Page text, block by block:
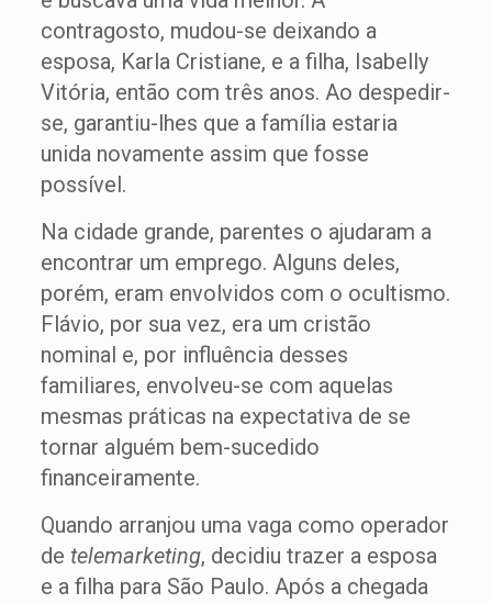
contragosto, mudou-se deixando a
esposa, Karla Cristiane, e a filha, Isabelly
Vitória, então com três anos. Ao despedir-
se, garantiu-lhes que a família estaria
unida novamente assim que fosse
possível.
Na cidade grande, parentes o ajudaram a
encontrar um emprego. Alguns deles,
porém, eram envolvidos com o ocultismo.
Flávio, por sua vez, era um cristão
nominal e, por influência desses
familiares, envolveu-se com aquelas
mesmas práticas na expectativa de se
tornar alguém bem-sucedido
financeiramente.
Quando arranjou uma vaga como operador
de telemarketing, decidiu trazer a esposa
e a filha para São Paulo. Após a chegada